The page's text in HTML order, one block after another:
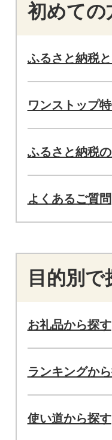
初めての
ふるさと納税
ワンストップ
ふるさと納税
よくあるご質問
目的別で
お礼品から探す
ランキングか
使い道から探す